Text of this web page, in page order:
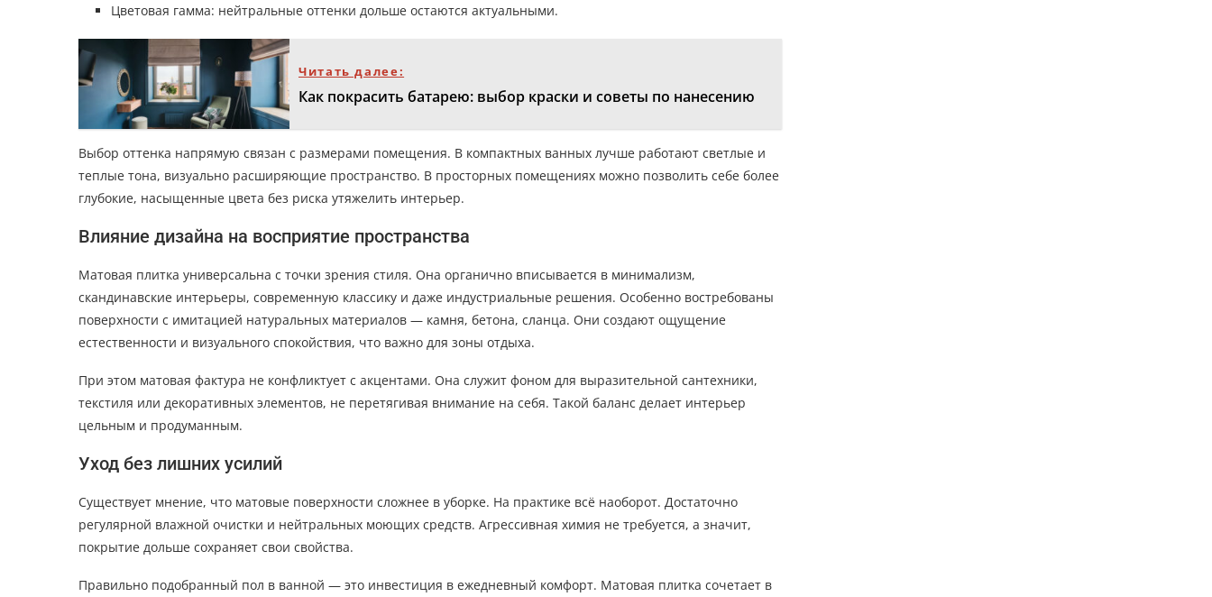
Цветовая гамма: нейтральные оттенки дольше остаются актуальными.
Читать далее:
Как покрасить батарею: выбор краски и советы по нанесению
Выбор оттенка напрямую связан с размерами помещения. В компактных ванных лучше работают светлые и
теплые тона, визуально расширяющие пространство. В просторных помещениях можно позволить себе более
глубокие, насыщенные цвета без риска утяжелить интерьер.
Влияние дизайна на восприятие пространства
Матовая плитка универсальна с точки зрения стиля. Она органично вписывается в минимализм,
скандинавские интерьеры, современную классику и даже индустриальные решения. Особенно востребованы
поверхности с имитацией натуральных материалов — камня, бетона, сланца. Они создают ощущение
естественности и визуального спокойствия, что важно для зоны отдыха.
При этом матовая фактура не конфликтует с акцентами. Она служит фоном для выразительной сантехники,
текстиля или декоративных элементов, не перетягивая внимание на себя. Такой баланс делает интерьер
цельным и продуманным.
Уход без лишних усилий
Существует мнение, что матовые поверхности сложнее в уборке. На практике всё наоборот. Достаточно
регулярной влажной очистки и нейтральных моющих средств. Агрессивная химия не требуется, а значит,
покрытие дольше сохраняет свои свойства.
Правильно подобранный пол в ванной — это инвестиция в ежедневный комфорт. Матовая плитка сочетает в